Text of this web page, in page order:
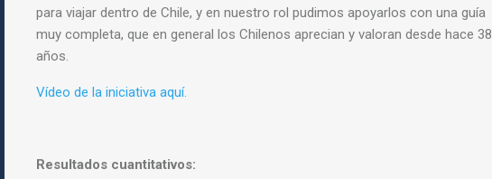
para viajar dentro de Chile, y en nuestro rol pudimos apoyarlos con una guía
muy completa, que en general los Chilenos aprecian y valoran desde hace 38
años.
Vídeo de la iniciativa aquí.
Resultados cuantitativos: